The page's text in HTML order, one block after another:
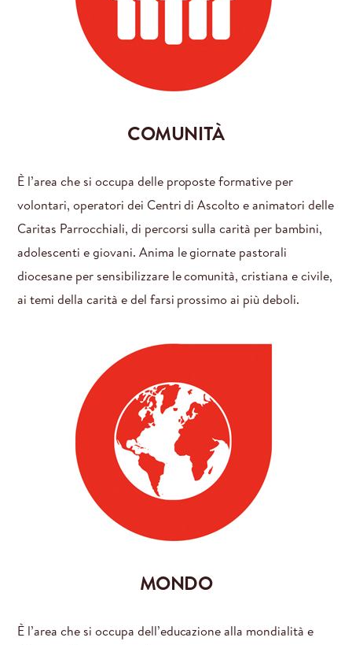
COMUNITÀ
È l’area che si occupa delle proposte formative per
volontari, operatori dei Centri di Ascolto e animatori delle
Caritas Parrocchiali, di percorsi sulla carità per bambini,
adolescenti e giovani. Anima le giornate pastorali
diocesane per sensibilizzare le comunità, cristiana e civile,
ai temi della carità e del farsi prossimo ai più deboli.
MONDO
È l’area che si occupa dell’educazione alla mondialità e